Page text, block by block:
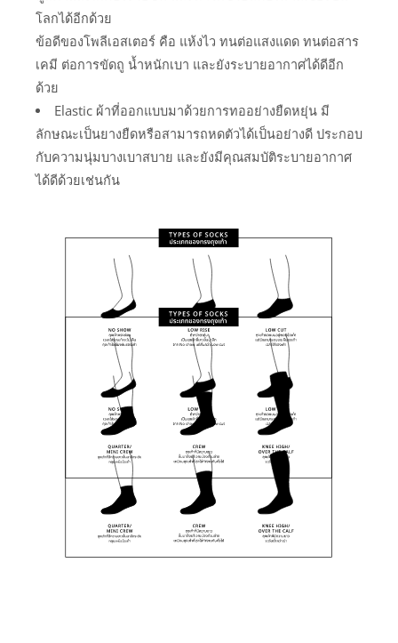
โลกได้อีกด้วย
ข้อดีของโพลีเอสเตอร์ คือ แห้งไว ทนต่อแสงแดด ทนต่อสาร
เคมี ต่อการขัดถู น้ำหนักเบา และยังระบายอากาศได้ดีอีก
ด้วย
Elastic ผ้าที่ออกแบบมาด้วยการทออย่างยืดหยุ่น มี
ลักษณะเป็นยางยืดหรือสามารถหดตัวได้เป็นอย่างดี ประกอบ
กับความนุ่มบางเบาสบาย และยังมีคุณสมบัติระบายอากาศ
ได้ดีด้วยเช่นกัน